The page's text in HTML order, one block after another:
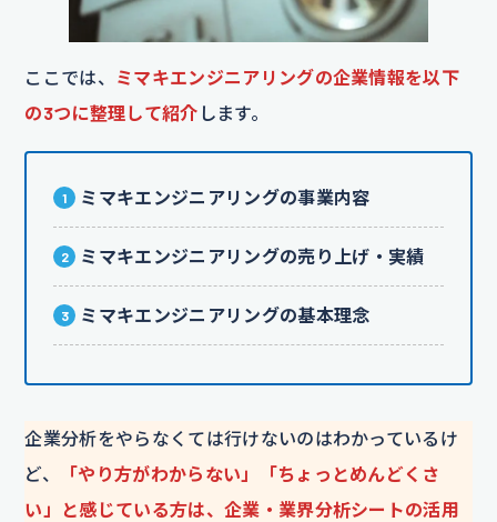
ここでは、
ミマキエンジニアリングの企業情報を以下
の3つに整理して紹介 します。
ミマキエンジニアリングの事業内容
ミマキエンジニアリングの売り上げ・実績
ミマキエンジニアリングの基本理念
企業分析をやらなくては行けないのはわかっているけ
ど、
「やり方がわからない」「ちょっとめんどくさ
い」と感じている方は、企業・業界分析シートの活用